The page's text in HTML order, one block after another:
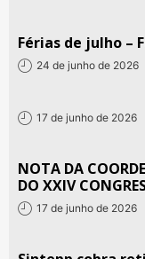
Férias de julho –
24 de junho de 2026
17 de junho de 2026
NOTA DA
DO XXIV
17 de junho de 2026